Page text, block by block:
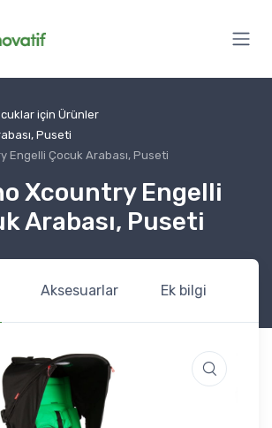
için Ürünler
Puseti
Engelli Çocuk Arabası, Puseti
Xcountry Engelli
Arabası, Puseti
Aksesuarlar Ek bilgi